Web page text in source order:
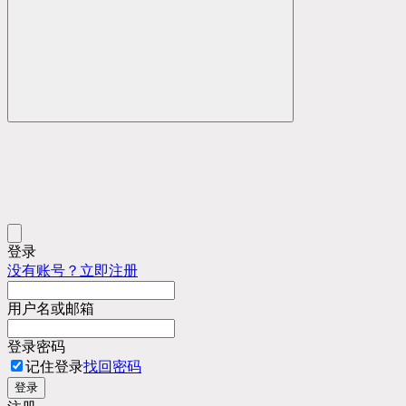
登录
没有账号？立即注册
用户名或邮箱
登录密码
记住登录找回密码
登录